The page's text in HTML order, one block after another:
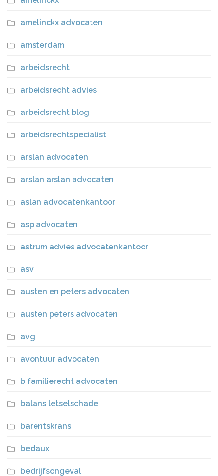
amelinckx advocaten
amsterdam
arbeidsrecht
arbeidsrecht advies
arbeidsrecht blog
arbeidsrechtspecialist
arslan advocaten
arslan arslan advocaten
aslan advocatenkantoor
asp advocaten
astrum advies advocatenkantoor
asv
austen en peters advocaten
austen peters advocaten
avg
avontuur advocaten
b familierecht advocaten
balans letselschade
barentskrans
bedaux
bedrijfsongeval